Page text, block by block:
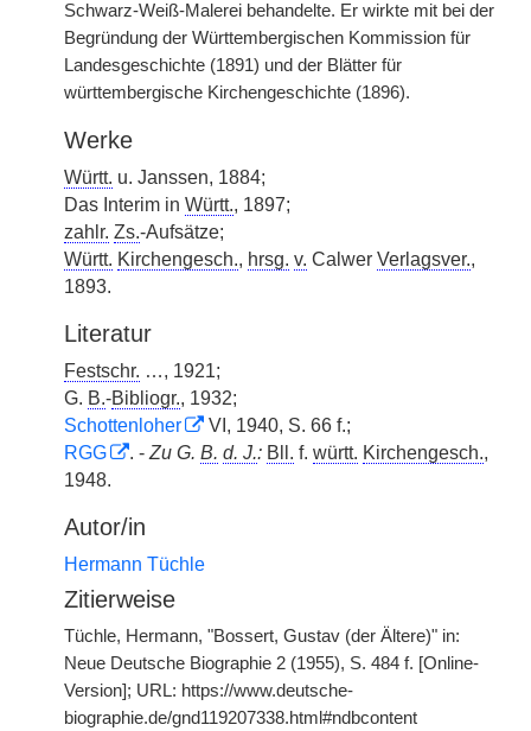
Schwarz-Weiß-Malerei behandelte. Er wirkte mit bei der
Begründung der Württembergischen Kommission für
Landesgeschichte (1891) und der Blätter für
württembergische Kirchengeschichte (1896).
Werke
Württ. u. Janssen, 1884;
Das Interim in Württ., 1897;
zahlr. Zs.-Aufsätze;
Württ. Kirchengesch., hrsg. v. Calwer Verlagsver.,
1893.
Literatur
Festschr. …, 1921;
G. B.-Bibliogr., 1932;
Schottenloher
VI, 1940, S. 66 f.;
RGG
. - Zu G. B. d. J.: Bll. f. württ. Kirchengesch.,
1948.
Autor/in
Hermann Tüchle
Zitierweise
Tüchle, Hermann, "Bossert, Gustav (der Ältere)" in:
Neue Deutsche Biographie 2 (1955), S. 484 f. [Online-
Version]; URL: https://www.deutsche-
biographie.de/gnd119207338.html#ndbcontent